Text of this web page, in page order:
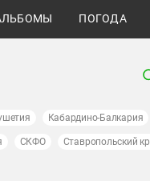
ПОГОДА
Кабардино-Балкария
СКФО Ставропольский